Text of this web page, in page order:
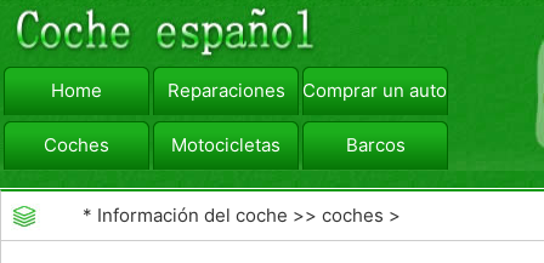
Home Reparaciones Comprar un automóvil
Coches Motocicletas Barcos
viajar Camiones
* Información del coche >>coches >